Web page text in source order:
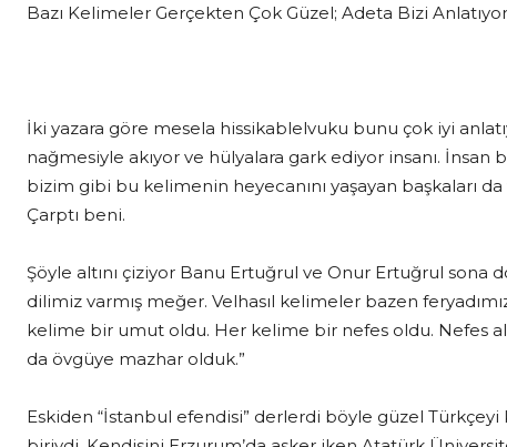
Bazı Kelimeler Gerçekten Çok Güzel; Adeta Bizi Anlatıyor
İki yazara göre mesela hissikablelvuku bunu çok iyi
nağmesiyle akıyor ve hülyalara gark ediyor insanı.
bizim gibi bu kelimenin heyecanını yaşayan başkaları
Çarptı beni.
Şöyle altını çiziyor Banu Ertuğrul ve Onur Ertuğrul sona
dilimiz varmış meğer. Velhasıl kelimeler bazen
kelime bir umut oldu. Her kelime bir nefes oldu. Nefes
da övgüye mazhar olduk.”
Eskiden “İstanbul efendisi” derlerdi böyle güzel